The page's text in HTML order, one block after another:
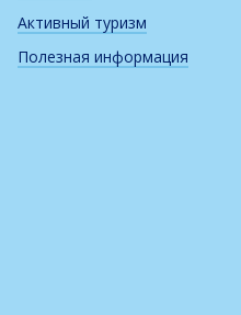
Активный туризм
Полезная информация